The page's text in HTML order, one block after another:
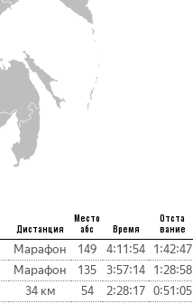
Дистанция
Место
абс
Время
Отста
вание
Марафон 149 4:11:54 1:42:47
Марафон 135 3:57:14 1:28:58
34 км 54 2:28:17 0:51:05